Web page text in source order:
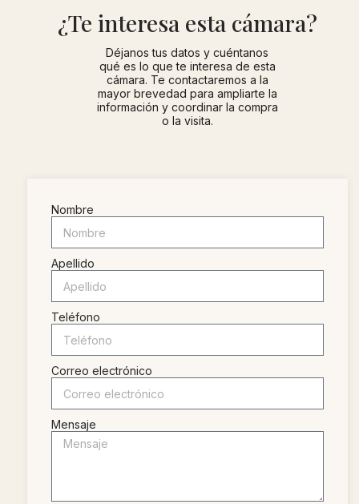
¿Te interesa esta cámara?
Déjanos tus datos y cuéntanos
qué es lo que te interesa de esta
cámara. Te contactaremos a la
mayor brevedad para ampliarte la
información y coordinar la compra
o la visita.
Nombre
Apellido
Teléfono
Correo electrónico
Mensaje